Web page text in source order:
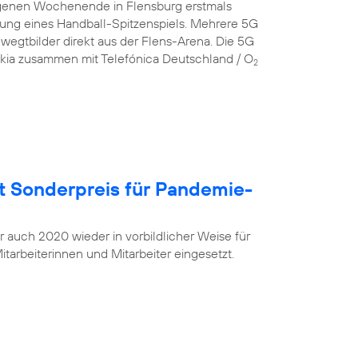
Wochenende in Flensburg erstmals
eines Handball-Spitzenspiels. Mehrere 5G
direkt aus der Flens-Arena. Die 5G
zusammen mit Telefónica Deutschland / O2
Sonderpreis für Pandemie-
auch 2020 wieder in vorbildlicher Weise für
und Mitarbeiter eingesetzt.